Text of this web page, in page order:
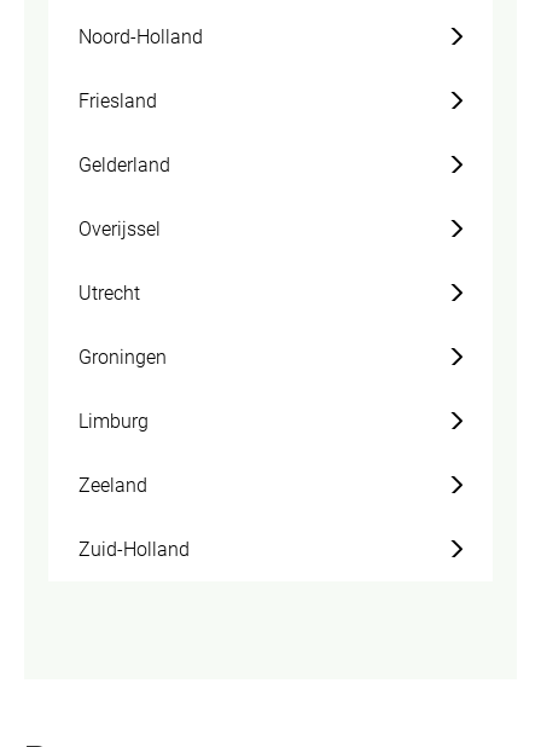
Noord-Holland
Friesland
Gelderland
Overijssel
Utrecht
Groningen
Limburg
Zeeland
Zuid-Holland